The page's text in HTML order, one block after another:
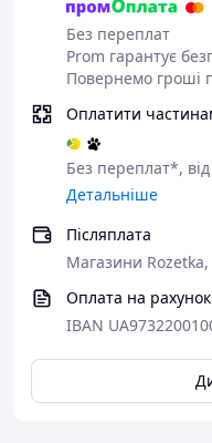
Без переплат
Prom гарантує
Повернемо гроші
Оплатити
Без переплат*,
Детальніше
Післяплата
Магазини
Оплата на рахунок
IBAN